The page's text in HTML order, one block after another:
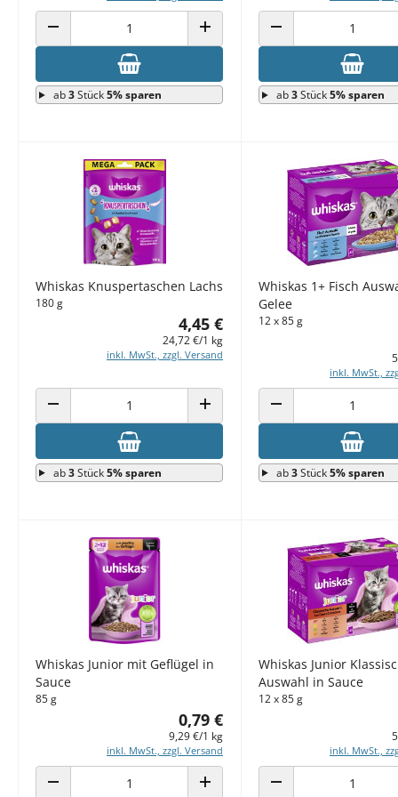
ANZAHL VERRINGERN ANZAHL ERHÖHEN
ab3Stück5% sparen
ANZAHL VERRINGERN
ab3Stück5% sparen
Whiskas Knuspertaschen Lachs
180 g
4,45 €
24,72 €/1 kg
inkl. MwSt., zzgl. Versand
ANZAHL VERRINGERN ANZAHL ERHÖHEN
ab3Stück5% sparen
Whiskas 1+ Fisch
Gelee
12 x 85 g
inkl. MwSt.,
ANZAHL VERRINGERN
ab3Stück5% sparen
Whiskas Junior mit Geflügel in
Sauce
85 g
0,79 €
9,29 €/1 kg
inkl. MwSt., zzgl. Versand
Whiskas Junior
Auswahl in Sauce
12 x 85 g
inkl. MwSt.,